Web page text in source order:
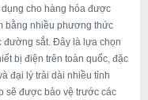
dụng cho hàng hóa được
bằng nhiều phương thức
sắt. Đây là lựa chọn
bị điện trên toàn quốc, đặc
đại lý trải dài nhiều tỉnh
sẽ được bảo vệ trước các